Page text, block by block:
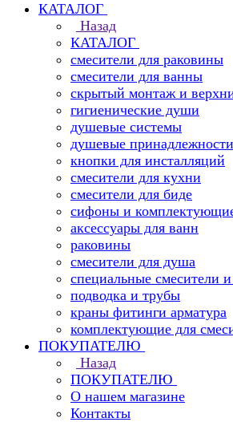
КАТАЛОГ
Назад
КАТАЛОГ
смесители для раковины
смесители для ванны
скрытый монтаж и
гигиенические души
душевые системы
душевые принадлежности
кнопки для инсталляций
смесители для кухни
смесители для биде
сифоны и
аксессуары для ванн
раковины
смесители для душа
специальные смесители
подводка и трубы
краны фитинги арматура
комплектующие для
ПОКУПАТЕЛЮ
Назад
ПОКУПАТЕЛЮ
О нашем магазине
Контакты